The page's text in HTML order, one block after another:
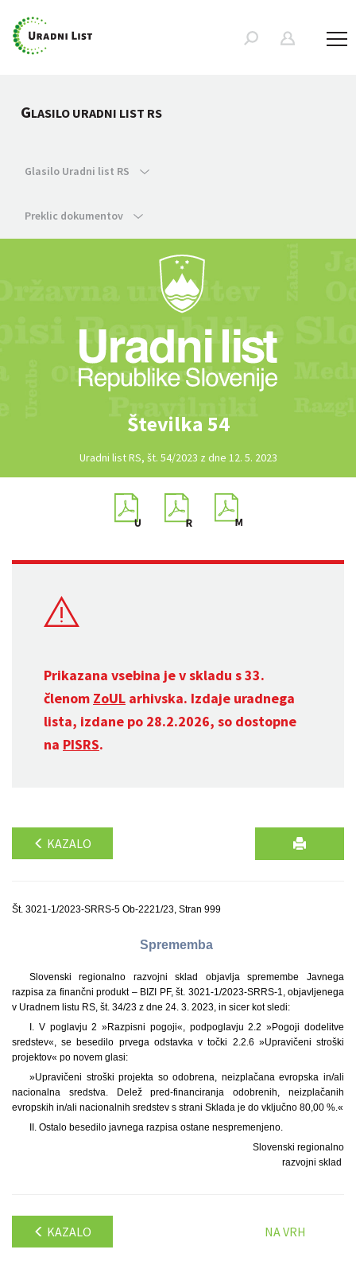
GLASILO URADNI LIST RS
Glasilo Uradni list RS
Preklic dokumentov
Številka 54
Uradni list RS, št. 54/2023 z dne 12. 5. 2023
Prikazana vsebina je v skladu s 33.
členom ZoUL arhivska. Izdaje uradnega
lista, izdane po 28.2.2026, so dostopne
na PISRS.
KAZALO
Št. 3021-1/2023-SRRS-5 Ob-2221/23, Stran 999
Sprememba
Slovenski regionalno razvojni sklad objavlja spremembe Javnega
razpisa za finančni produkt – BIZI PF, št. 3021-1/2023-SRRS-1, objavljenega
v Uradnem listu RS, št. 34/23 z dne 24. 3. 2023, in sicer kot sledi:
I. V poglavju 2 »Razpisni pogoji«, podpoglavju 2.2 »Pogoji dodelitve
sredstev«, se besedilo prvega odstavka v točki 2.2.6 »Upravičeni stroški
projektov« po novem glasi:
»Upravičeni stroški projekta so odobrena, neizplačana evropska in/ali
nacionalna sredstva. Delež pred-financiranja odobrenih, neizplačanih
evropskih in/ali nacionalnih sredstev s strani Sklada je do vključno 80,00 %.«
II. Ostalo besedilo javnega razpisa ostane nespremenjeno.
Slovenski regionalno
razvojni sklad
KAZALO NA VRH